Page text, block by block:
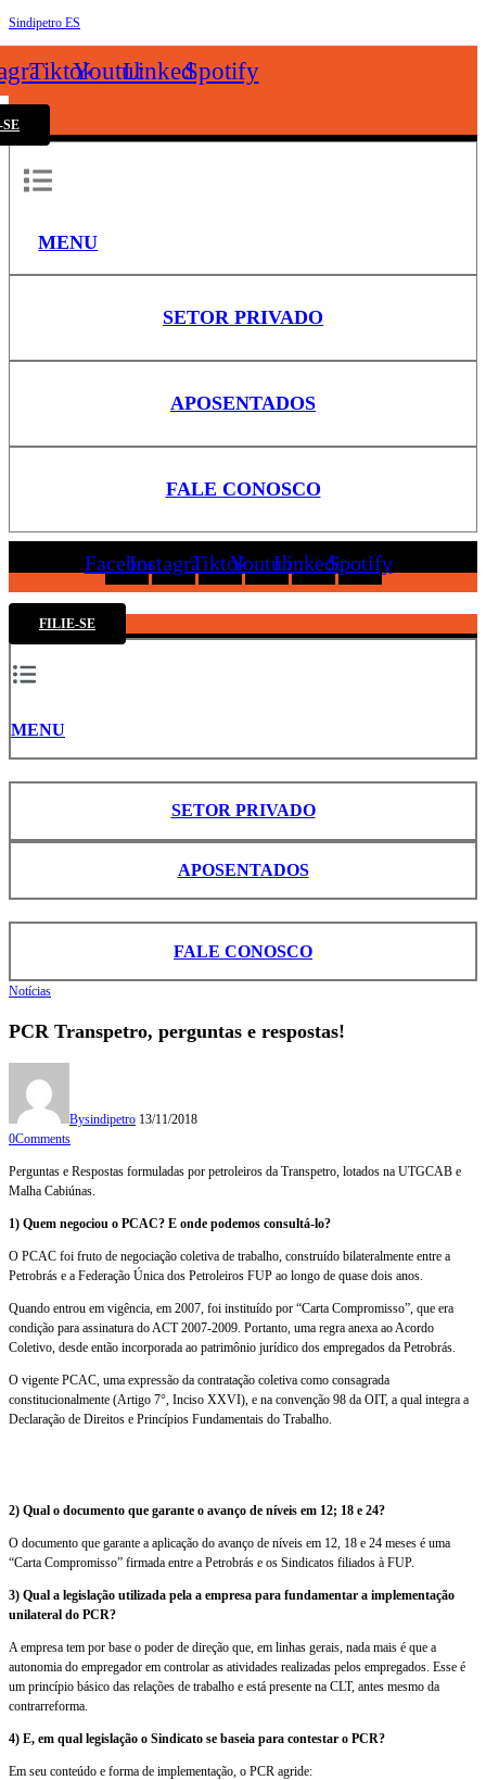
Sindipetro ES
TiktokYoutubeLinkedinSpotify
MENU
SETOR PRIVADO
APOSENTADOS
FALE CONOSCO
FacebookInstagramTiktokYoutubeLinkedinSpotify
FILIE-SE
MENU
SETOR PRIVADO
APOSENTADOS
FALE CONOSCO
Notícias
PCR Transpetro, perguntas e respostas!
Bysindipetro 13/11/2018
0Comments
Perguntas e Respostas formuladas por petroleiros da Transpetro, lotados na UTGCAB e
Malha Cabiúnas.
1) Quem negociou o PCAC? E onde podemos consultá-lo?
O PCAC foi fruto de negociação coletiva de trabalho, construído bilateralmente entre a
Petrobrás e a Federação Única dos Petroleiros FUP ao longo de quase dois anos.
Quando entrou em vigência, em 2007, foi instituído por “Carta Compromisso”, que era
condição para assinatura do ACT 2007-2009. Portanto, uma regra anexa ao Acordo
Coletivo, desde então incorporada ao patrimônio jurídico dos empregados da Petrobrás.
O vigente PCAC, uma expressão da contratação coletiva como consagrada
constitucionalmente (Artigo 7°, Inciso XXVI), e na convenção 98 da OIT, a qual integra a
Declaração de Direitos e Princípios Fundamentais do Trabalho.
2) Qual o documento que garante o avanço de níveis em 12; 18 e 24?
O documento que garante a aplicação do avanço de níveis em 12, 18 e 24 meses é uma
“Carta Compromisso” firmada entre a Petrobrás e os Sindicatos filiados à FUP.
3) Qual a legislação utilizada pela a empresa para fundamentar a implementação
unilateral do PCR?
A empresa tem por base o poder de direção que, em linhas gerais, nada mais é que a
autonomia do empregador em controlar as atividades realizadas pelos empregados. Esse é
um princípio básico das relações de trabalho e está presente na CLT, antes mesmo da
contrarreforma.
4) E, em qual legislação o Sindicato se baseia para contestar o PCR?
Em seu conteúdo e forma de implementação, o PCR agride: